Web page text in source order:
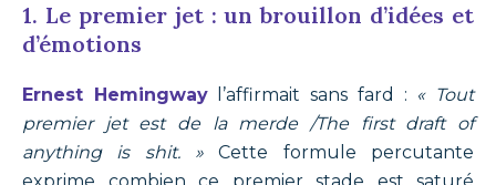
1. Le premier jet : un brouillon d’idées et
d’émotions
Ernest Hemingwayl’affirmait sans fard : « Tout
premier jet est de la merde /The first draft of
anything is shit. » Cette formule percutante